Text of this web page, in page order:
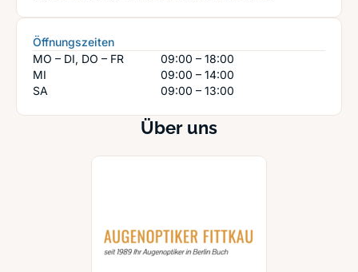
Über uns
Öffnungszeiten
MO – DI, DO – FR
09:00 – 18:00
MI
09:00 – 14:00
SA
09:00 – 13:00